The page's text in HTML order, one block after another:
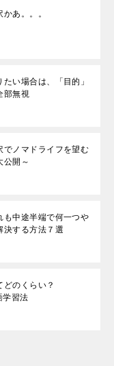
あ。。。
い場合は、「目的」
部無視
でノマドライフを望む
公開～
も中途半端で何一つや
決する方法７選
のくらい？
学習法